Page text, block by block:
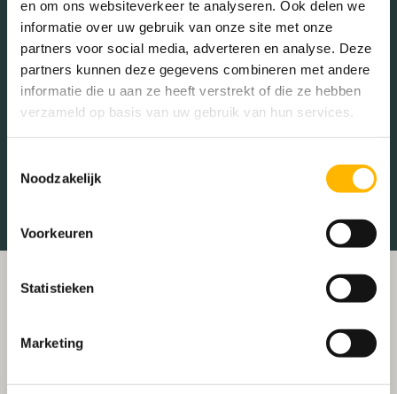
en om ons websiteverkeer te analyseren. Ook delen we
informatie over uw gebruik van onze site met onze
partners voor social media, adverteren en analyse. Deze
partners kunnen deze gegevens combineren met andere
informatie die u aan ze heeft verstrekt of die ze hebben
verzameld op basis van uw gebruik van hun services.
Noodzakelijk
Voorkeuren
Statistieken
Marketing
Parken Parkeerplaats
Restaurant Scholen
Sportschool Winkels
Tankstations Taxistandplaats
Winkelcentrum